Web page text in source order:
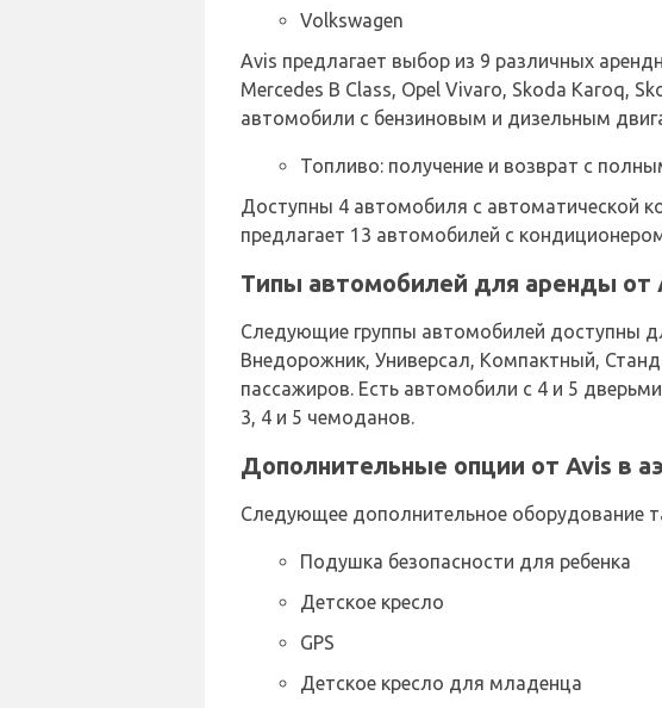
Volkswagen
Avis предлагает выбор из 9 различных
Mercedes B Class, Opel Vivaro, Skoda Karoq,
автомобили с бензиновым и дизельным
Топливо: получение и возврат с
Доступны 4 автомобиля с автоматической
предлагает 13 автомобилей с
Типы автомобилей для аренды от
Следующие группы автомобилей доступны
Внедорожник, Универсал, Компактный,
пассажиров. Есть автомобили с 4 и 5
3, 4 и 5 чемоданов.
Дополнительные опции от Avis в
Следующее дополнительное оборудование
Подушка безопасности для ребенка
Детское кресло
GPS
Детское кресло для младенца